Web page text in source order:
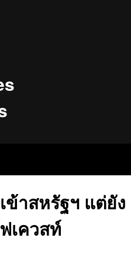
าสหรัฐฯ แต่ยัง
เควสท์